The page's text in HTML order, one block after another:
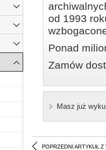
od 1993
Ponad
Zamów
Masz już
POPRZEDNI ARTYKUŁ Z